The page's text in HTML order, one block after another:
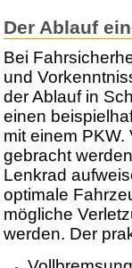
Der Ablauf
Bei
und
der Ablauf in
einen
mit einem
gebracht
Lenkrad
optimale
mögliche
werden. Der